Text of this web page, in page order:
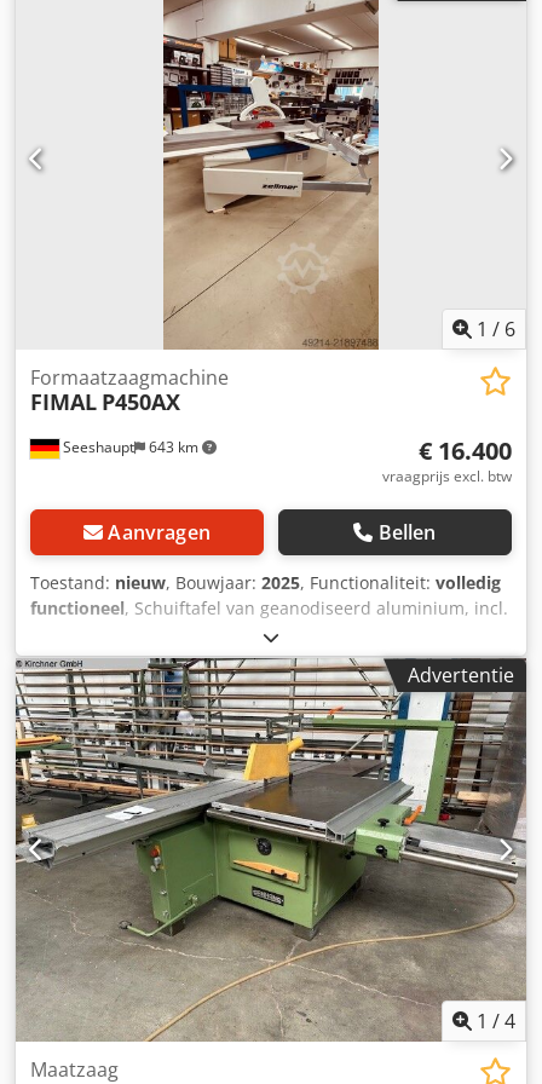
motor - Digitale aflezing van de zaaghoek -
Toerentalweergave
Wagenlengte: 3800 mm - Zaagasgat diameter: 30 mm;
voorritser diameter: 20 mm - Spouwmesgeleider: 13 mm -
Voorritsersnelheid: 8500 tpm - Maximale zaagblad
diameter: 400 mm, minimale zaagblad diameter: 300 mm,
maximale voorritser diameter: 120 mm - Zaagsnelheden:
3000/4000/5000 tpm - Voltage: 400V/50Hz - Serienummer:
AB/139264 - CE (bouwjaar 2000) Dsdpozcn U Tofx Adyekr
1 / 6
Seeshaupt 643 km
Formaatzaagmachine
FIMAL P450AX
€ 16.400
vraagprijs excl. btw
Aanvragen Bellen
Toestand: nieuw, Bouwjaar: 2025, Functionaliteit: volledig
functioneel, Schuiftafel van geanodiseerd aluminium, incl.
hoogprecisiegeleiding van gehard en geslepen staal.
Schuiftafelvergrendeling in elke positie.
Zaagbladbeschermingsinrichting met zwenkmechanisme.
Uitschuifbare steun met verstelbare aanslag en
lengtecompensatie bij 10°, 15°, 22,5°, 30°, 45° en 90°.
Riemomschakeling voor snelheidsverandering van bovenaf
(opening in de zaagtafel). Aanduiding voor ingestelde
zaagbladtoerental. Elektrische installatie en beveiligingen
volgens CE-norm. Motorische hoogte- en zwenkverstelling.
Motorische verstelling van de parallelgeleider. Kaplengte
3.350 mm. Zaaghoogte 155 mm. Zaagbreedte bij
parallelgeleider 1.100 mm. Motorvermogen 5,5 kW / 7,5 pk.
3 toerentallen. Voorritsaggregaat. Zwenkbaar tot 45°.
Wagenlengte 3.200 mm. Gewicht 1.000 kg. Dkodpfjy Rkkusx
Adyjr
Advertentie
1 /4
Maatzaag